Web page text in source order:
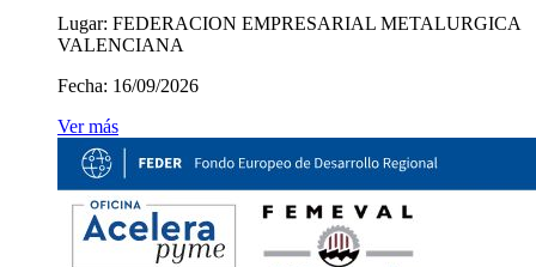
Lugar: FEDERACION EMPRESARIAL METALURGICA
VALENCIANA
Fecha: 16/09/2026
Ver más